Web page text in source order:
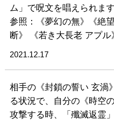
ム」で呪文を唱えられま
参照：《夢幻の無》《絶
断》 《若き大長老 アプル
2021.12.17
相手の《封鎖の誓い 玄渦
る状況で、自分の《時空
攻撃する時、「殲滅返霊